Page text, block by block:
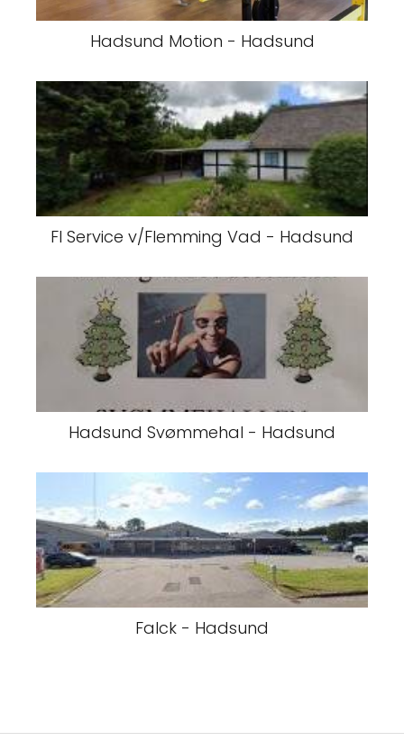
Hadsund Motion - Hadsund
Fl Service v/Flemming Vad - Hadsund
Hadsund Svømmehal - Hadsund
Falck - Hadsund